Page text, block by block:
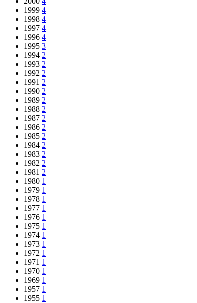
1999 4
1998 4
1997 4
1996 4
1995 3
1994 2
1993 2
1992 2
1991 2
1990 2
1989 2
1988 2
1987 2
1986 2
1985 2
1984 2
1983 2
1982 2
1981 2
1980 1
1979 1
1978 1
1977 1
1976 1
1975 1
1974 1
1973 1
1972 1
1971 1
1970 1
1969 1
1957 1
1955 1